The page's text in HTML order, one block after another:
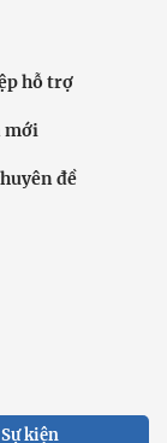
hỗ trợ
mới
đề
Sự kiện